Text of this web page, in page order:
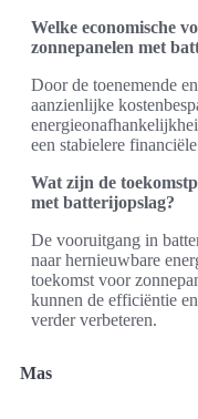
Welke economische
zonnepanelen met
Door de toenemende
aanzienlijke
een stabielere
Wat zijn de
met batterijopslag?
De vooruitgang in
naar hernieuwbare
toekomst voor
kunnen de efficiëntie
verder verbeteren.
Mas